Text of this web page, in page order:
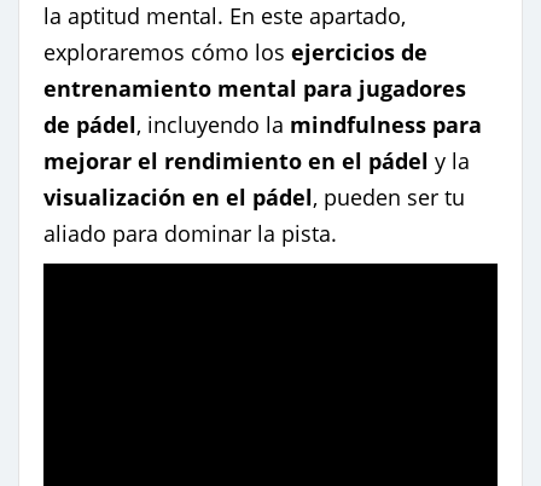
la aptitud mental. En este apartado,
exploraremos cómo los ejercicios de
entrenamiento mental para jugadores
de pádel, incluyendo la mindfulness para
mejorar el rendimiento en el pádel y la
visualización en el pádel, pueden ser tu
aliado para dominar la pista.